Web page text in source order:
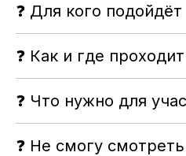
❓ Для кого подойдёт
❓ Как и где
❓ Что нужно для
❓ Не смогу